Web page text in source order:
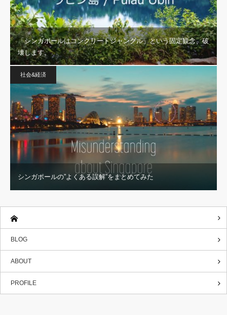
「シンガポールはコンクリートジャングル」という固定観念、破
壊します。
社会&経済
シンガポールの”よくある誤解”をまとめてみた
BLOG
ABOUT
PROFILE